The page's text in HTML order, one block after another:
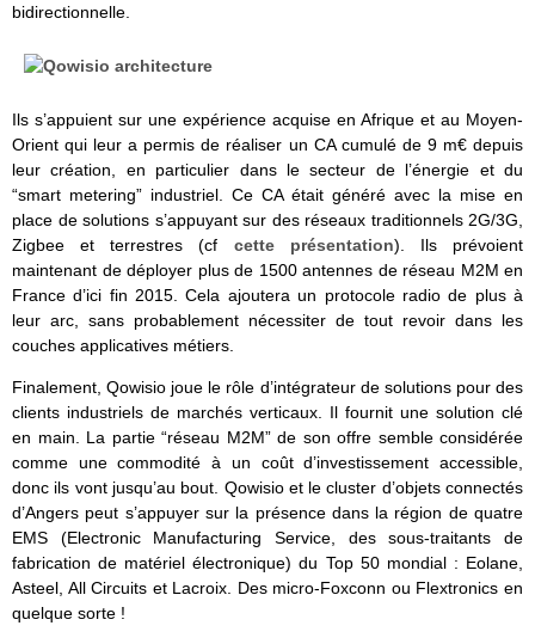
bidirectionnelle.
Ils s’appuient sur une expérience acquise en Afrique et au Moyen-
Orient qui leur a permis de réaliser un CA cumulé de 9 m€ depuis
leur création, en particulier dans le secteur de l’énergie et du
“smart metering” industriel. Ce CA était généré avec la mise en
place de solutions s’appuyant sur des réseaux traditionnels 2G/3G,
Zigbee et terrestres (cf cette présentation). Ils prévoient
maintenant de déployer plus de 1500 antennes de réseau M2M en
France d’ici fin 2015. Cela ajoutera un protocole radio de plus à
leur arc, sans probablement nécessiter de tout revoir dans les
couches applicatives métiers.
Finalement, Qowisio joue le rôle d’intégrateur de solutions pour des
clients industriels de marchés verticaux. Il fournit une solution clé
en main. La partie “réseau M2M” de son offre semble considérée
comme une commodité à un coût d’investissement accessible,
donc ils vont jusqu’au bout. Qowisio et le cluster d’objets connectés
d’Angers peut s’appuyer sur la présence dans la région de quatre
EMS (Electronic Manufacturing Service, des sous-traitants de
fabrication de matériel électronique) du Top 50 mondial : Eolane,
Asteel, All Circuits et Lacroix. Des micro-Foxconn ou Flextronics en
quelque sorte !